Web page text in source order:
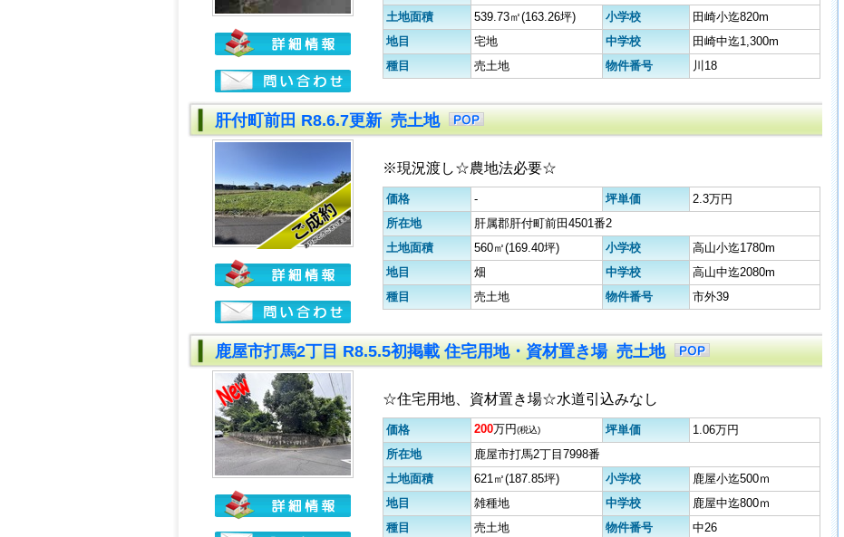
土地面積
539.73㎡(163.26坪) 小学校
田崎小迄820m
地目
宅地 中学校
田崎中迄1,300m
種目
売土地 物件番号 川18
肝付町前田 R8.6.7更新 売土地
※現況渡し☆農地法必要☆
価格 - 坪単価
2.3万円
所在地
肝属郡肝付町前田4501番2
土地面積
560㎡(169.40坪) 小学校
高山小迄1780m
地目
畑 中学校
高山中迄2080m
種目
売土地 物件番号 市外39
鹿屋市打馬2丁目 R8.5.5初掲載 住宅用地・資材置き場 売土地
☆住宅用地、資材置き場☆水道引込みなし
価格 200万円(税込) 坪単価
1.06万円
所在地
鹿屋市打馬2丁目7998番
土地面積
621㎡(187.85坪) 小学校
鹿屋小迄500ｍ
地目
雑種地 中学校
鹿屋中迄800ｍ
種目
売土地 物件番号 中26